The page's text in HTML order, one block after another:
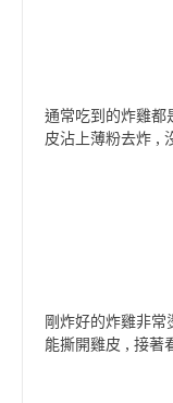
通常吃到的炸雞都
皮沾上薄粉去炸 ,
剛炸好的炸雞非
能撕開雞皮 , 接著